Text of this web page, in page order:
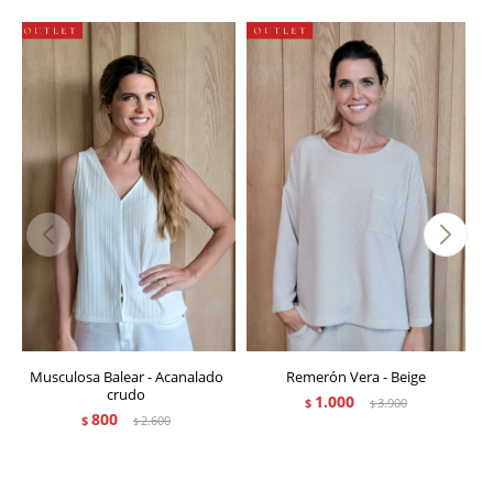
Musculosa Balear - Acanalado
crudo
$ 800 $2.600
Remerón Vera - Beige
$ 1.000 $3.900